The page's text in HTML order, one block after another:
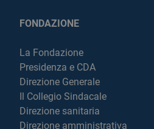
FONDAZIONE
La Fondazione
Presidenza e CDA
Direzione Generale
Il Collegio Sindacale
Direzione sanitaria
Direzione amministrativa